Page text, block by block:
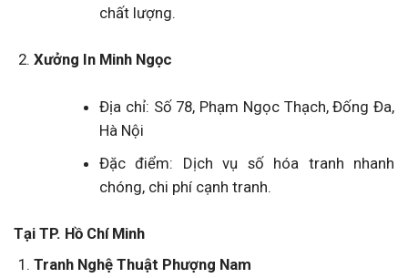
chất lượng.
Xưởng In Minh Ngọc
Địa chỉ: Số 78, Phạm Ngọc Thạch, Đống Đa,
Hà Nội
Đặc điểm: Dịch vụ số hóa tranh nhanh
chóng, chi phí cạnh tranh.
Tại TP. Hồ Chí Minh
Tranh Nghệ Thuật Phượng Nam